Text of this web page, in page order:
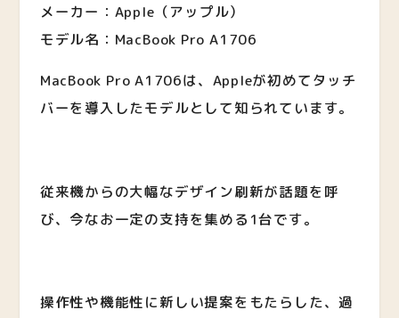
メーカー：Apple（アップル）
モデル名：MacBook Pro A1706
MacBook Pro A1706は、Appleが初めてタッチ
バーを導入したモデルとして知られています。
従来機からの大幅なデザイン刷新が話題を呼
び、今なお一定の支持を集める1台です。
操作性や機能性に新しい提案をもたらした、過